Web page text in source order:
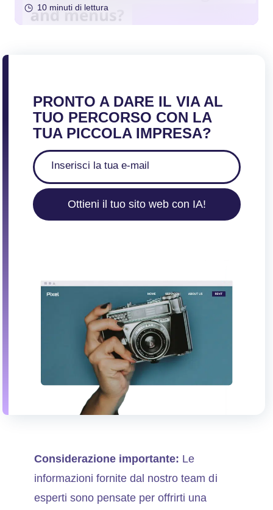
10 minuti di lettura
PRONTO A DARE IL VIA AL
TUO PERCORSO CON LA
TUA PICCOLA IMPRESA?
Ottieni il tuo sito web con IA!
Considerazione importante: Le
informazioni fornite dal nostro team di
esperti sono pensate per offrirti una